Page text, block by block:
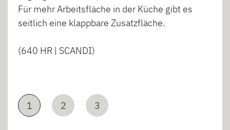
Für mehr Arbeitsfläche in der Küche gibt es
seitlich eine klappbare Zusatzfläche.
(640 HR | SCANDI)
1 2 3